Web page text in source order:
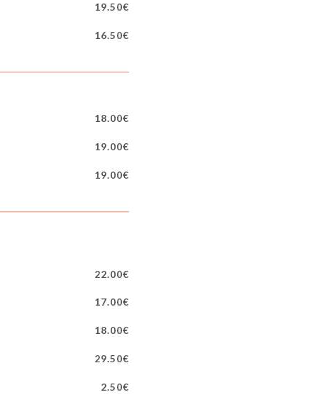
19.50€
16.50€
18.00€
19.00€
19.00€
22.00€
17.00€
18.00€
29.50€
2.50€